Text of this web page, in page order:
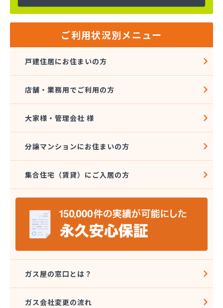
ご利用状況別メニュー
戸建住居にお住まいの方
店舗・業務用でご利用の方
大家様・管理会社 様
分譲マンションにお住まいの方
集合住宅（賃貸）にご入居の方
ガス屋の窓口とは？
ガス会社変更の流れ